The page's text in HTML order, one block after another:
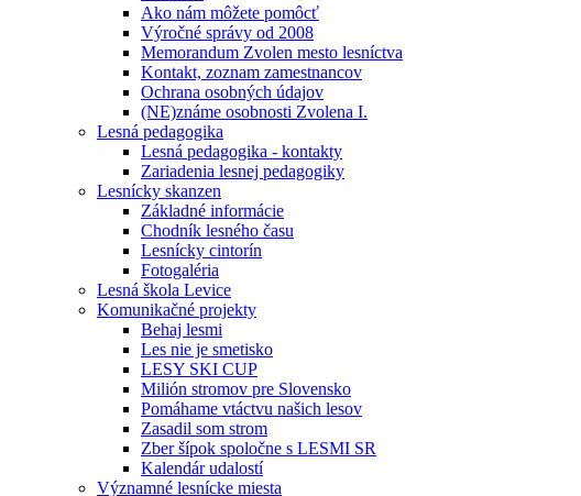
Ako nám môžete pomôcť
Výročné správy od 2008
Memorandum Zvolen mesto lesníctva
Kontakt, zoznam zamestnancov
Ochrana osobných údajov
(NE)známe osobnosti Zvolena I.
Lesná pedagogika
Lesná pedagogika - kontakty
Zariadenia lesnej pedagogiky
Lesnícky skanzen
Základné informácie
Chodník lesného času
Lesnícky cintorín
Fotogaléria
Lesná škola Levice
Komunikačné projekty
Behaj lesmi
Les nie je smetisko
LESY SKI CUP
Milión stromov pre Slovensko
Pomáhame vtáctvu našich lesov
Zasadil som strom
Zber šípok spoločne s LESMI SR
Kalendár udalostí
Významné lesnícke miesta